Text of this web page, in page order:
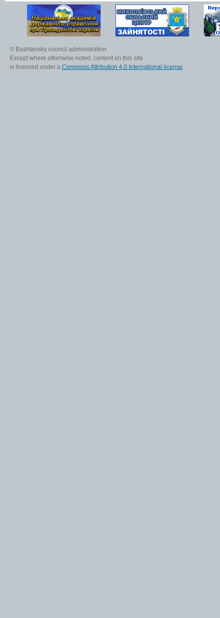
© Bashtansky council administration
Except where otherwise noted, content on this site
is licensed under a Commons Attribution 4.0 International license